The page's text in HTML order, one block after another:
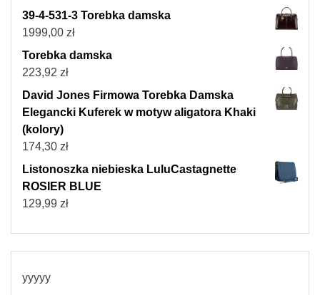
39-4-531-3 Torebka damska
1999,00 zł
Torebka damska
223,92 zł
David Jones Firmowa Torebka Damska
Elegancki Kuferek w motyw aligatora Khaki
(kolory)
174,30 zł
Listonoszka niebieska LuluCastagnette
ROSIER BLUE
129,99 zł
yyyyy